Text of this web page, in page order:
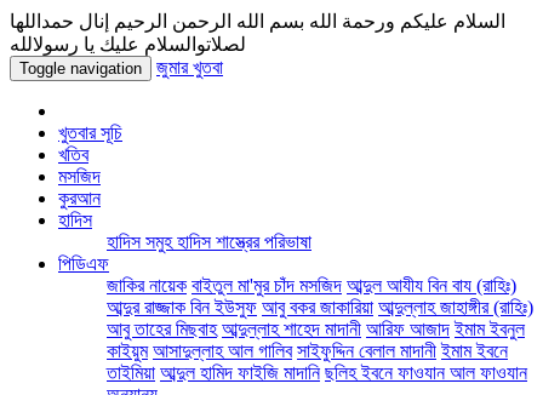
السلام عليكم ورحمة الله بسم الله الرحمن الرحيم إنال حمداللها
لصلاتوالسلام عليك يا رسولالله
Toggle navigation জুমার খুতবা
খুতবার সূচি
খতিব
মসজিদ
কুরআন
হাদিস
হাদিস সমুহহাদিস শাস্ত্রের পরিভাষা
পিডিএফ
জাকির নায়েক বাইতুল মা'মুর চাঁদ মসজিদ আব্দুল আযীয বিন বায (রাহিঃ)
আব্দুর রাজ্জাক বিন ইউসুফ আবু বকর জাকারিয়া আব্দুল্লাহ জাহাঙ্গীর (রাহিঃ)
আবু তাহের মিছবাহ আব্দুল্লাহ শাহেদ মাদানী আরিফ আজাদ ইমাম ইবনুল
কাইয়ুম আসাদুল্লাহ আল গালিব সাইফুদ্দিন বেলাল মাদানী ইমাম ইবনে
তাইমিয়া আব্দুল হামিদ ফাইজি মাদানি ছলিহ ইবনে ফাওযান আল ফাওযান